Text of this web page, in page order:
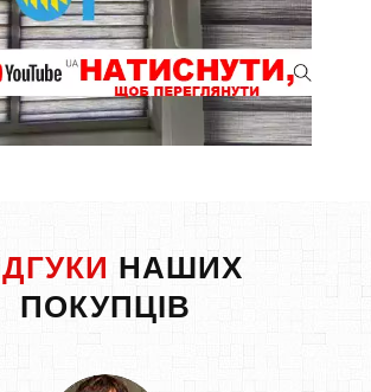
НАШИХ
ПОКУПЦІВ